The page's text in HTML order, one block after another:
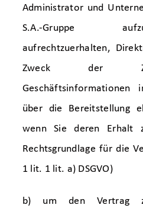
Administrator und
S.A.-Gruppe
aufrechtzuerhalten,
Zweck der
Geschäftsinformationen
über die Bereitstellung
wenn Sie deren Erhalt
Rechtsgrundlage für die
1 lit. 1 lit. a) DSGVO)
b) um den Vertrag